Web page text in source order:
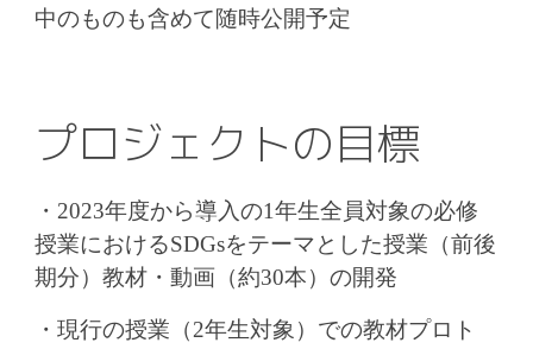
中のものも含めて随時公開予定
プロジェクトの目標
・2023年度から導入の1年生全員対象の必修
授業におけるSDGsをテーマとした授業（前後
期分）教材・動画（約30本）の開発
・現行の授業（2年生対象）での教材プロト